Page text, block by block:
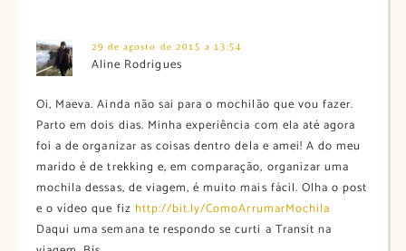
29 de agosto de 2015 a 13:54
Aline Rodrigues
Oi, Maeva. Ainda não sai para o mochilão que vou fazer.
Parto em dois dias. Minha experiência com ela até agora
foi a de organizar as coisas dentro dela e amei! A do meu
marido é de trekking e, em comparação, organizar uma
mochila dessas, de viagem, é muito mais fácil. Olha o post
e o vídeo que fiz http://bit.ly/ComoArrumarMochila
Daqui uma semana te respondo se curti a Transit na